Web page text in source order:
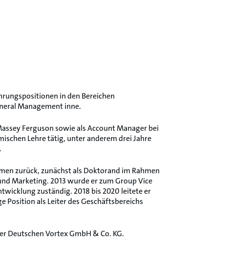
in den Bereichen
Management inne.
Ferguson sowie als Account Manager bei
Lehre tätig, unter anderem drei Jahre
zurück, zunächst als Doktorand im Rahmen
Marketing. 2013 wurde er zum Group Vice
zuständig. 2018 bis 2020 leitete er
Position als Leiter des Geschäftsbereichs
Deutschen Vortex GmbH & Co. KG.